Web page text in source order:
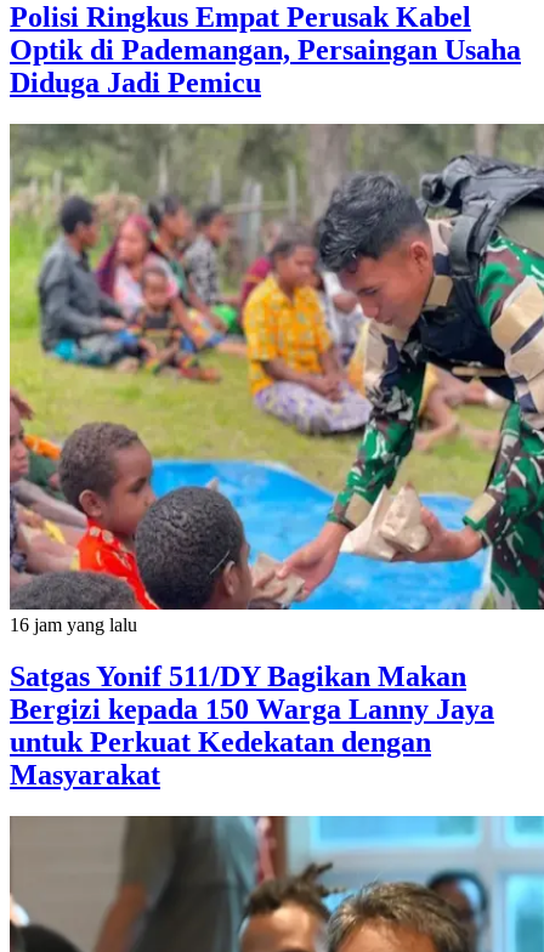
Polisi Ringkus Empat Perusak Kabel
Optik di Pademangan, Persaingan Usaha
Diduga Jadi Pemicu
16 jam yang lalu
Satgas Yonif 511/DY Bagikan Makan
Bergizi kepada 150 Warga Lanny Jaya
untuk Perkuat Kedekatan dengan
Masyarakat